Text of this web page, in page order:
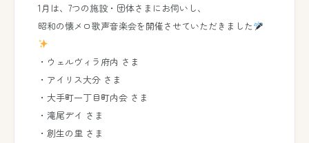
1月は、7つの施設・団体さまにお伺いし、
昭和の懐メロ歌声音楽会を開催させていただきました
・ウェルヴィラ府内 さま
・アイリス大分 さま
・大手町一丁目町内会 さま
・滝尾デイ さま
・創生の里 さま